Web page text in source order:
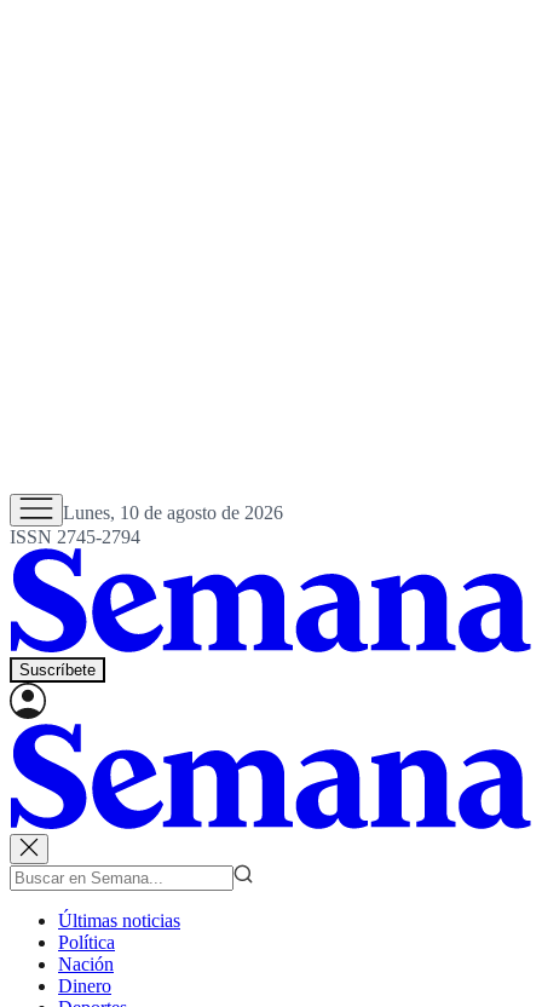
Lunes, 10 de agosto de 2026
ISSN 2745-2794
Suscríbete
Últimas noticias
Política
Nación
Dinero